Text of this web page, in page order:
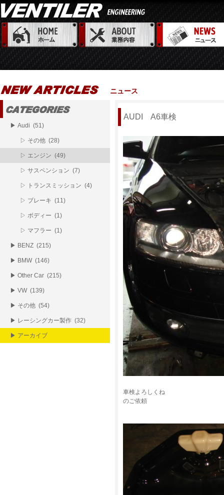
ニュース
AUDI A6車検
車検よろしくね
のご依頼
▶ Audi (51)
▷ その他 (28)
▷ エンジン (49)
▷ サスペンション (7)
▷ トランスミッション (4)
▷ ブレーキ (11)
▷ ボディー (1)
▷ マフラー (1)
▶ BENZ (215)
▶ BMW (146)
▶ Other Car (215)
▶ VW (139)
▶ その他 (54)
▶ レーシングカー製作 (32)
▶ アーカイブ